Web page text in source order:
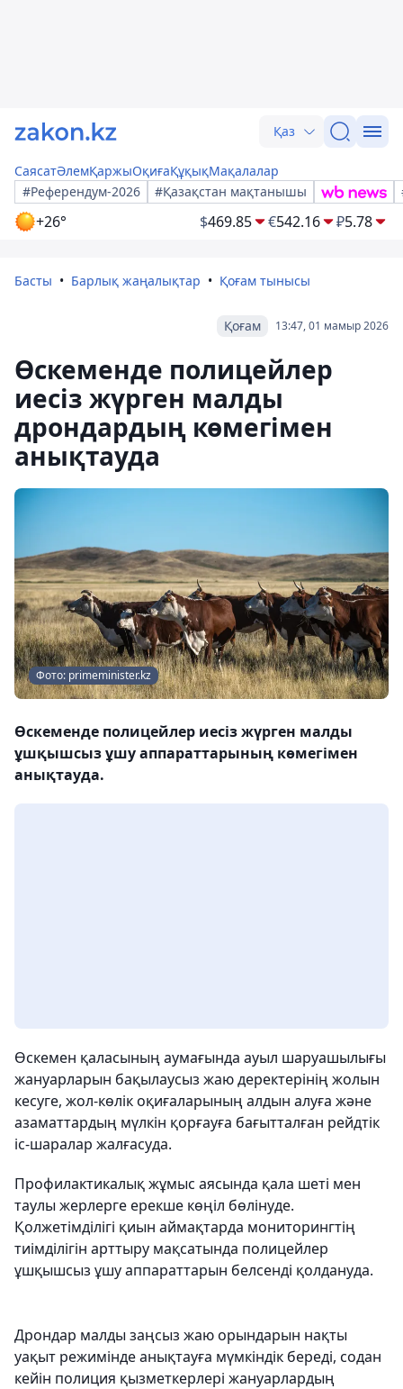
Қаз
СаясатӘлемҚаржыОқиғаҚұқықМақалалар
#Референдум-2026
#Қазақстан мақтанышы
+26° $469.85 €542.16 ₽5.78
Басты Барлық жаңалықтар Қоғам тынысы
13:47, 01 мамыр 2026
Қоғам
Өскеменде полицейлер
иесіз жүрген малды
дрондардың көмегімен
анықтауда
Фото: primeminister.kz
Өскеменде полицейлер иесіз жүрген малды
ұшқышсыз ұшу аппараттарының көмегімен
анықтауда.
Өскемен қаласының аумағында ауыл шаруашылығы
жануарларын бақылаусыз жаю деректерінің жолын
кесуге, жол-көлік оқиғаларының алдын алуға және
азаматтардың мүлкін қорғауға бағытталған рейдтік
іс-шаралар жалғасуда.
Профилактикалық жұмыс аясында қала шеті мен
таулы жерлерге ерекше көңіл бөлінуде.
Қолжетімділігі қиын аймақтарда мониторингтің
тиімділігін арттыру мақсатында полицейлер
ұшқышсыз ұшу аппараттарын белсенді қолдануда.
Дрондар малды заңсыз жаю орындарын нақты
уақыт режимінде анықтауға мүмкіндік береді, содан
кейін полиция қызметкерлері жануарлардың